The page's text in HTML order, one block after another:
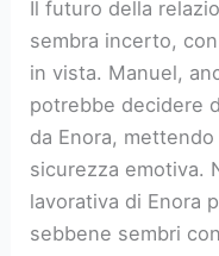
Il futuro della
sembra incerto,
in vista. Manuel,
potrebbe decidere
da Enora,
sicurezza emotiva.
lavorativa di Enora
sebbene sembri